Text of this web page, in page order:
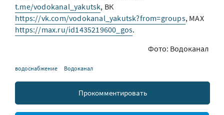
t.me/vodokanal_yakutsk, ВК
https://vk.com/vodokanal_yakutsk?from=groups, МАХ
https://max.ru/id1435219600_gos.
Фото: Водоканал
водоснабжение Водоканал
Прокомментировать